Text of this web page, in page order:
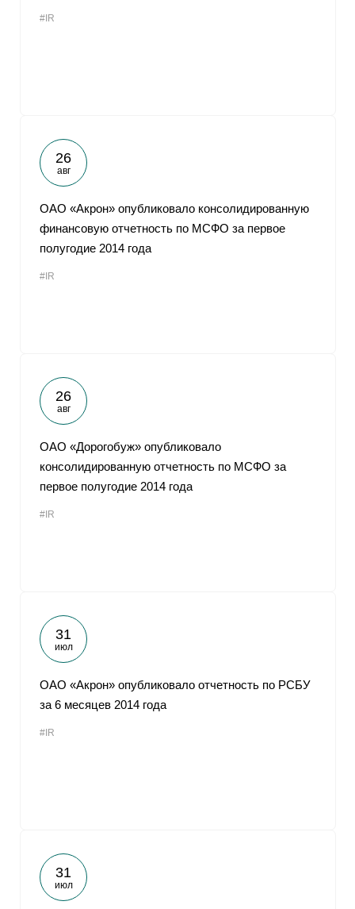
#IR
26
авг
ОАО «Акрон» опубликовало консолидированную
финансовую отчетность по МСФО за первое
полугодие 2014 года
#IR
26
авг
ОАО «Дорогобуж» опубликовало
консолидированную отчетность по МСФО за
первое полугодие 2014 года
#IR
31
июл
ОАО «Акрон» опубликовало отчетность по РСБУ
за 6 месяцев 2014 года
#IR
31
июл